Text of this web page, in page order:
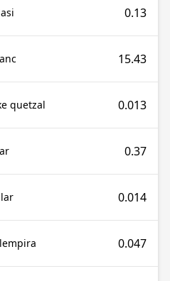
0.13
15.43
quetzal 0.013
0.37
0.014
0.047